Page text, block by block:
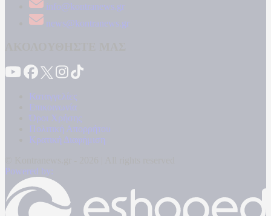
info@kontranews.gr
news@kontranews.gr
Καταγγελίες
Επικοινωνία
Όροι Χρήσης
Πολιτική Απορρήτου
Κρατική Διαφήμιση
Powered by: